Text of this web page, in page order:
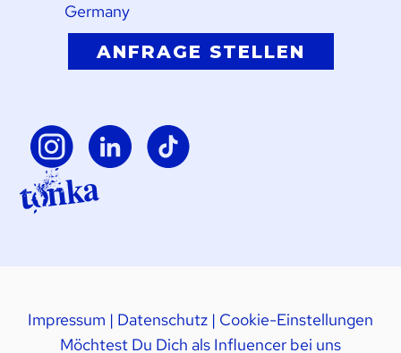
Germany
ANFRAGE STELLEN
Impressum | Datenschutz | Cookie-Einstellungen
Möchtest Du Dich als Influencer bei uns